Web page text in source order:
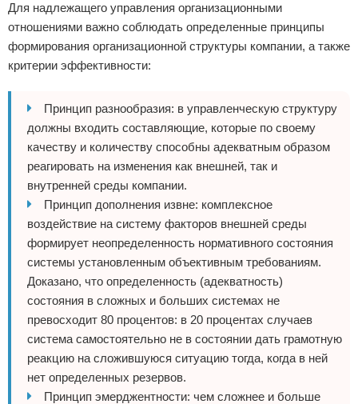
Для надлежащего управления организационными
отношениями важно соблюдать определенные принципы
формирования организационной структуры компании, а также
критерии эффективности:
Принцип разнообразия: в управленческую структуру
должны входить составляющие, которые по своему
качеству и количеству способны адекватным образом
реагировать на изменения как внешней, так и
внутренней среды компании.
Принцип дополнения извне: комплексное
воздействие на систему факторов внешней среды
формирует неопределенность нормативного состояния
системы установленным объективным требованиям.
Доказано, что определенность (адекватность)
состояния в сложных и больших системах не
превосходит 80 процентов: в 20 процентах случаев
система самостоятельно не в состоянии дать грамотную
реакцию на сложившуюся ситуацию тогда, когда в ней
нет определенных резервов.
Принцип эмерджентности: чем сложнее и больше